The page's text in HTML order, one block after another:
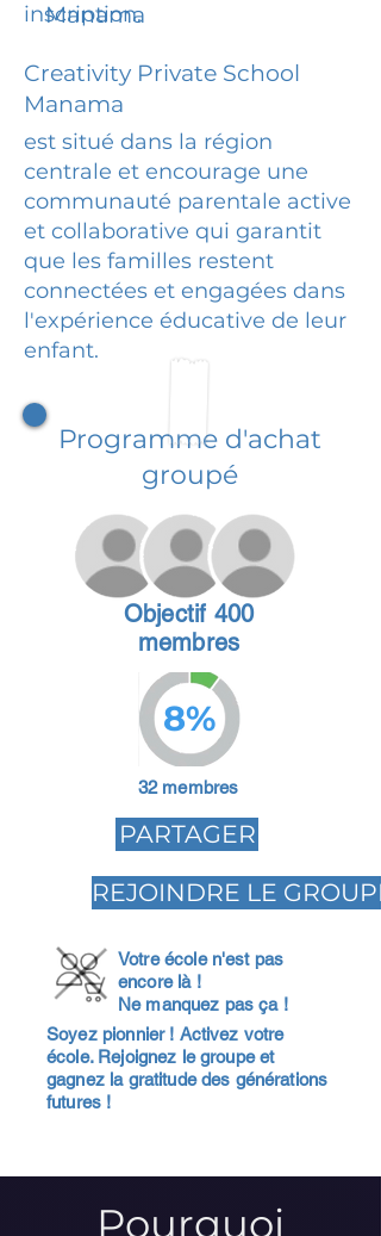
inscription.
Manama
Creativity Private School
Manama
est situé dans la région
centrale et encourage une
communauté parentale active
et collaborative qui garantit
que les familles restent
connectées et engagées dans
l'expérience éducative de leur
enfant.
Programme d'achat
groupé
Objectif 400
membres
8%
32 membres
PARTAGER
REJOINDRE LE GROUPE
Votre école n'est pas
encore là !
Ne manquez pas ça !
Soyez pionnier ! Activez votre
école. Rejoignez le groupe et
gagnez la gratitude des générations
futures !
Pourquoi